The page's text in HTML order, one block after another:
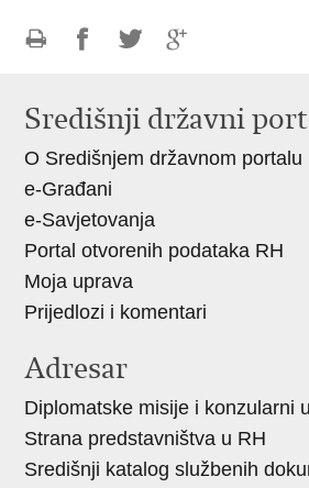
Facebooku
TwitteruGoogle
+
Središnji državni
O Središnjem državnom portalu
e-Građani
e-Savjetovanja
Portal otvorenih podataka RH
Moja uprava
Prijedlozi i komentari
Adresar
Diplomatske misije i konzularni
Strana predstavništva u RH
Središnji katalog službenih